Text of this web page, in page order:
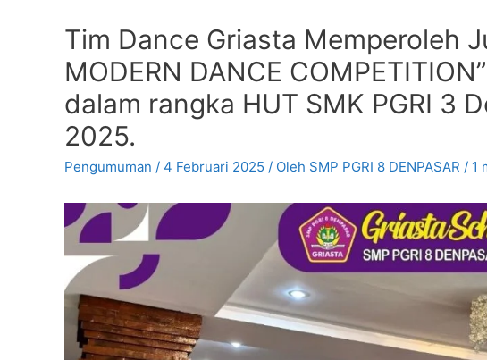
Tim Dance Griasta Memperoleh
MODERN DANCE
dalam rangka HUT SMK PGRI 3
2025.
Pengumuman / 4 Februari 2025 / Oleh SMP PGRI 8 DENPASAR / 1